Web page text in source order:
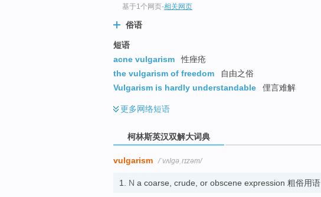
基于1个网页-相关网页
俗语
短语
acne vulgarism
性痤疮
the vulgarism of freedom
自由之俗
Vulgarism is hardly understandable
俚言难解
更多网络短语
柯林斯英汉双解大词典
vulgarism /ˈvʌlɡəˌrɪzəm/
1. N a coarse, crude, or obscene expression 粗俗用语